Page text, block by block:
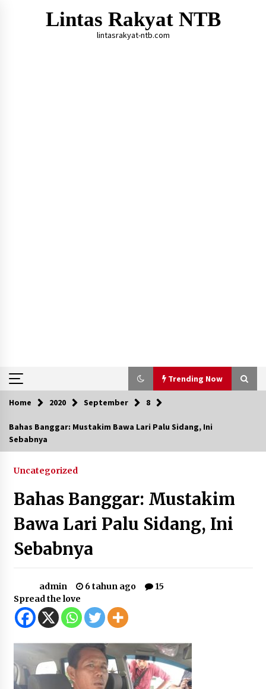
Lintas Rakyat NTB
lintasrakyat-ntb.com
Trending Now
Trending Now
Aksi Penggerebekan Pengedar Sabu di Dompu,
2 tahun ago
Polsek Kempo Serahkan ODGJ ke Ketua DPRD
Dompu untuk Dirujuk ke RSJ
2 hari ago
Jajaran Polsek Kempo Amankan ODGJ yang
Sering Meresahkan Warga di wilayah
1 minggu ago
Jadi Camilan Kekinian
1 minggu ago
Bupati Ady Tak Konsisten, Jargon Jabatan
Tanpa Mahar Hanya Modus
2 minggu ago
Home 2020 September 8
Bahas Banggar: Mustakim Bawa Lari Palu Sidang, Ini
Sebabnya
Uncategorized
Bahas Banggar: Mustakim
Bawa Lari Palu Sidang, Ini
Sebabnya
admin 6 tahun ago
15
Spread the love